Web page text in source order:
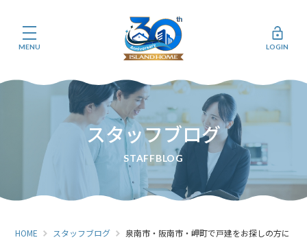
MENU LOGIN
スタッフブログ
HOME スタッフブログ 泉南市・阪南市・岬町で戸建をお探しの方に